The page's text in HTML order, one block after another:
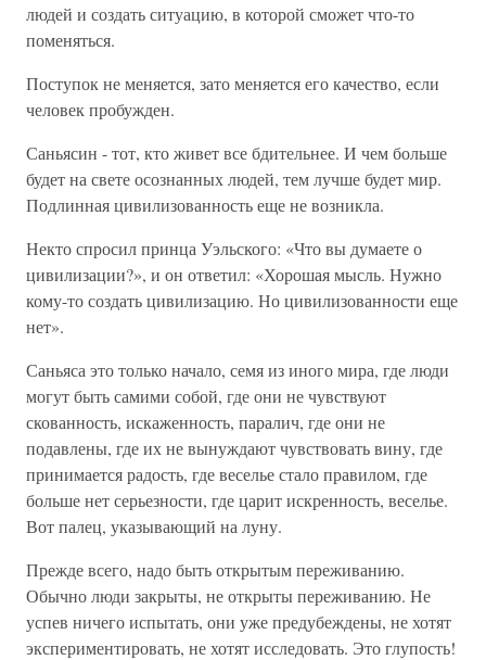
людей и создать ситуацию, в которой сможет что-то
поменяться.
Поступок не меняется, зато меняется его качество, если
человек пробужден.
Саньясин - тот, кто живет все бдительнее. И чем больше
будет на свете осознанных людей, тем лучше будет мир.
Подлинная цивилизованность еще не возникла.
Некто спросил принца Уэльского: «Что вы думаете о
цивилизации?», и он ответил: «Хорошая мысль. Нужно
кому-то создать цивилизацию. Но цивилизованности еще
нет».
Саньяса это только начало, семя из иного мира, где люди
могут быть самими собой, где они не чувствуют
скованность, искаженность, паралич, где они не
подавлены, где их не вынуждают чувствовать вину, где
принимается радость, где веселье стало правилом, где
больше нет серьезности, где царит искренность, веселье.
Вот палец, указывающий на луну.
Прежде всего, надо быть открытым переживанию.
Обычно люди закрыты, не открыты переживанию. Не
успев ничего испытать, они уже предубеждены, не хотят
экспериментировать, не хотят исследовать. Это глупость!